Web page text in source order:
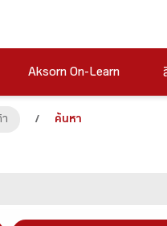
Aksorn On-Learn
/ ค้นหา